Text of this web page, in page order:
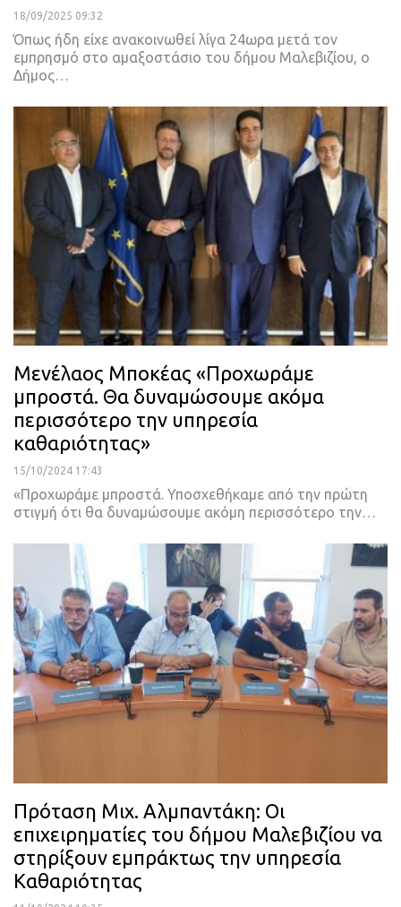
18/09/2025 09:32
Όπως ήδη είχε ανακοινωθεί λίγα 24ωρα μετά τον
εμπρησμό στο αμαξοστάσιο του δήμου Μαλεβιζίου, ο
Δήμος…
Μενέλαος Μποκέας «Προχωράμε
μπροστά. Θα δυναμώσουμε ακόμα
περισσότερο την υπηρεσία
καθαριότητας»
15/10/2024 17:43
«Προχωράμε μπροστά. Υποσχεθήκαμε από την πρώτη
στιγμή ότι θα δυναμώσουμε ακόμη περισσότερο την…
Πρόταση Μιχ. Αλμπαντάκη: Οι
επιχειρηματίες του δήμου Μαλεβιζίου να
στηρίξουν εμπράκτως την υπηρεσία
Καθαριότητας